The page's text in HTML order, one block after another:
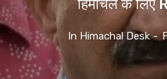
हिमाचल के लिए
In Himachal Desk -